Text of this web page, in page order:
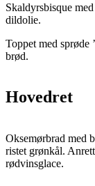
Skaldyrsbisque
dildolie.
Toppet med sprøde
brød.
Hovedret
Oksemørbrad med
ristet grønkål.
rødvinsglace.